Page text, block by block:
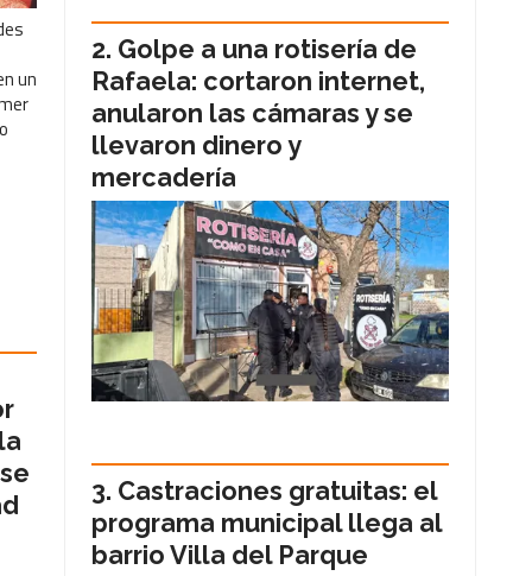
un
Golpe a una rotisería de
Rafaela: cortaron internet,
anularon las cámaras y se
llevaron dinero y
mercadería
Castraciones gratuitas: el
programa municipal llega al
barrio Villa del Parque